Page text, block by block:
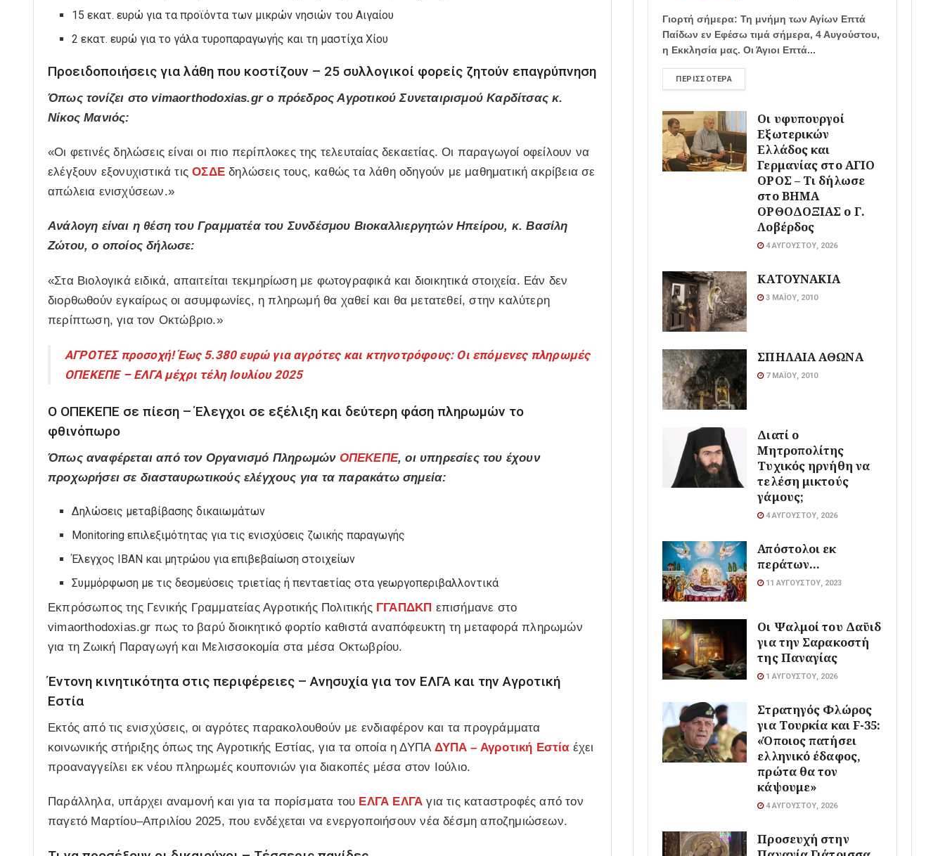
15 εκατ. ευρώ για τα προϊόντα των μικρών νησιών του Αιγαίου
2 εκατ. ευρώ για το γάλα τυροπαραγωγής και τη μαστίχα Χίου
Προειδοποιήσεις για λάθη που κοστίζουν – 25 συλλογικοί φορείς ζητούν επαγρύπνηση
Όπως τονίζει στο vimaorthodoxias.gr ο πρόεδρος Αγροτικού Συνεταιρισμού Καρδίτσας κ.
Νίκος Μανιός:
«Οι φετινές δηλώσεις είναι οι πιο περίπλοκες της τελευταίας δεκαετίας. Οι παραγωγοί οφείλουν να
ελέγξουν εξονυχιστικά τιςΟΣΔΕ δηλώσεις τους, καθώς τα λάθη οδηγούν με μαθηματική ακρίβεια σε
απώλεια ενισχύσεων.»
Ανάλογη είναι η θέση του Γραμματέα του Συνδέσμου Βιοκαλλιεργητών Ηπείρου, κ. Βασίλη
Ζώτου, ο οποίος δήλωσε:
«Στα Βιολογικά ειδικά, απαιτείται τεκμηρίωση με φωτογραφικά και διοικητικά στοιχεία. Εάν δεν
διορθωθούν εγκαίρως οι ασυμφωνίες, η πληρωμή θα χαθεί και θα μετατεθεί, στην καλύτερη
περίπτωση, για τον Οκτώβριο.»
ΑΓΡΟΤΕΣ προσοχή! Έως 5.380 ευρώ για αγρότες και κτηνοτρόφους: Οι επόμενες πληρωμές
ΟΠΕΚΕΠΕ – ΕΛΓΑ μέχρι τέλη Ιουλίου 2025
Ο ΟΠΕΚΕΠΕ σε πίεση – Έλεγχοι σε εξέλιξη και δεύτερη φάση πληρωμών το
φθινόπωρο
Όπως αναφέρεται από τον Οργανισμό Πληρωμών ΟΠΕΚΕΠΕ, οι υπηρεσίες του έχουν
προχωρήσει σε διασταυρωτικούς ελέγχους για τα παρακάτω σημεία:
Δηλώσεις μεταβίβασης δικαιωμάτων
Monitoring επιλεξιμότητας για τις ενισχύσεις ζωικής παραγωγής
Έλεγχος IBAN και μητρώου για επιβεβαίωση στοιχείων
Συμμόρφωση με τις δεσμεύσεις τριετίας ή πενταετίας στα γεωργοπεριβαλλοντικά
Εκπρόσωπος της Γενικής Γραμματείας Αγροτικής Πολιτικής ΓΓΑΠΔΚΠ επισήμανε στο
vimaorthodoxias.gr πως το βαρύ διοικητικό φορτίο καθιστά αναπόφευκτη τη μεταφορά πληρωμών
για τη Ζωική Παραγωγή και Μελισσοκομία στα μέσα Οκτωβρίου.
Έντονη κινητικότητα στις περιφέρειες – Ανησυχία για τον ΕΛΓΑ και την Αγροτική
Εστία
Εκτός από τις ενισχύσεις, οι αγρότες παρακολουθούν με ενδιαφέρον και τα προγράμματα
κοινωνικής στήριξης όπως της Αγροτικής Εστίας, για τα οποία η ΔΥΠΑΔΥΠΑ – Αγροτική Εστία έχει
προαναγγείλει εκ νέου πληρωμές κουπονιών για διακοπές μέσα στον Ιούλιο.
Παράλληλα, υπάρχει αναμονή και για τα πορίσματα του ΕΛΓΑ ΕΛΓΑ για τις καταστροφές από τον
παγετό Μαρτίου–Απριλίου 2025, που ενδέχεται να ενεργοποιήσουν νέα δέσμη αποζημιώσεων.
Γιορτή σήμερα: Τη μνήμη των Αγίων Επτά
Παίδων εν Εφέσω τιμά σήμερα, 4 Αυγούστου,
η Εκκλησία μας. Οι Άγιοι Επτά...
ΠΕΡΙΣΣΌΤΕΡΑ
Οι υφυπουργοί
Εξωτερικών
Ελλάδος και
Γερμανίας στο ΑΓΙΟ
ΟΡΟΣ – Τι δήλωσε
στο ΒΗΜΑ
ΟΡΘΟΔΟΞΙΑΣ ο Γ.
Λοβέρδος
4 ΑΥΓΟΎΣΤΟΥ, 2026
ΚΑΤΟΥΝΑΚΙΑ
3 ΜΑΪ́ΟΥ, 2010
ΣΠΗΛΑΙΑ ΑΘΩΝΑ
7 ΜΑΪ́ΟΥ, 2010
Διατί ο
Μητροπολίτης
Τυχικός ηρνήθη να
τελέση μικτούς
γάμους;
4 ΑΥΓΟΎΣΤΟΥ, 2026
Απόστολοι εκ
περάτων…
11 ΑΥΓΟΎΣΤΟΥ, 2023
Οι Ψαλμοί του Δαϋιδ
για την Σαρακοστή
της Παναγίας
1 ΑΥΓΟΎΣΤΟΥ, 2026
Στρατηγός Φλώρος
για Τουρκία και F-35:
«Όποιος πατήσει
ελληνικό έδαφος,
πρώτα θα τον
κάψουμε»
4 ΑΥΓΟΎΣΤΟΥ, 2026
Προσευχή στην